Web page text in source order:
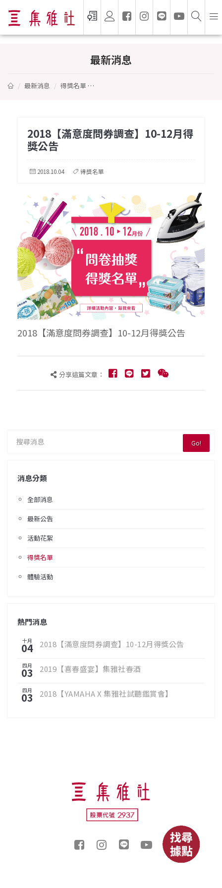
最新消息
最新消息 得獎名單
2018【滿意度問券調查】10-12月得
獎公告
2018.10.04 得獎名單
2018【滿意度問券調查】10-12月得獎公告
分享這篇文章：
Go!
消息分類
全部消息
最新公告
活動花絮
得獎名單
體驗活動
熱門消息
十月
04 2018【滿意度問券調查】10-12月得獎公告
四月
03 2019【喜春盛宴】集雅社春酒
四月
03 2018【YAMAHA X 集雅社試聽鑑賞會】